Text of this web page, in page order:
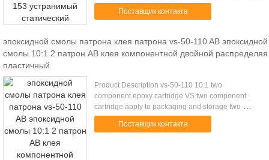
glue well mixed. Interface is a bayonet, General
apply to 50ml ...
Поставщик контакта
эпоксидной смолы патрона клея патрона vs-50-110 AB эпоксидной
смолы 10:1 2 патрон AB клея компонентной двойной распределяя
пластичный
Product Description vs-50-110 10:1 two
component epoxy cartridge VS two component
cartridge apply to packaging and storage two-
component liquid, With glue gun use, match with
VMA and VMC static mixer, Can be .....
Поставщик контакта